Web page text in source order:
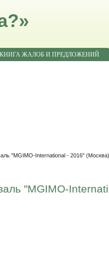
КНИГА ЖАЛОБ И ПРЕДЛОЖЕНИЙ
"MGIMO-International - 2016" (Москва)
"MGIMO-